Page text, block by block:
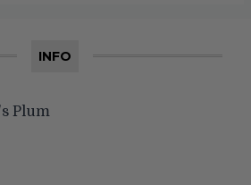
INFO
Plum